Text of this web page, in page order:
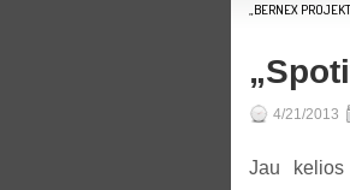
„BERNEX
4/21/2013
Jau